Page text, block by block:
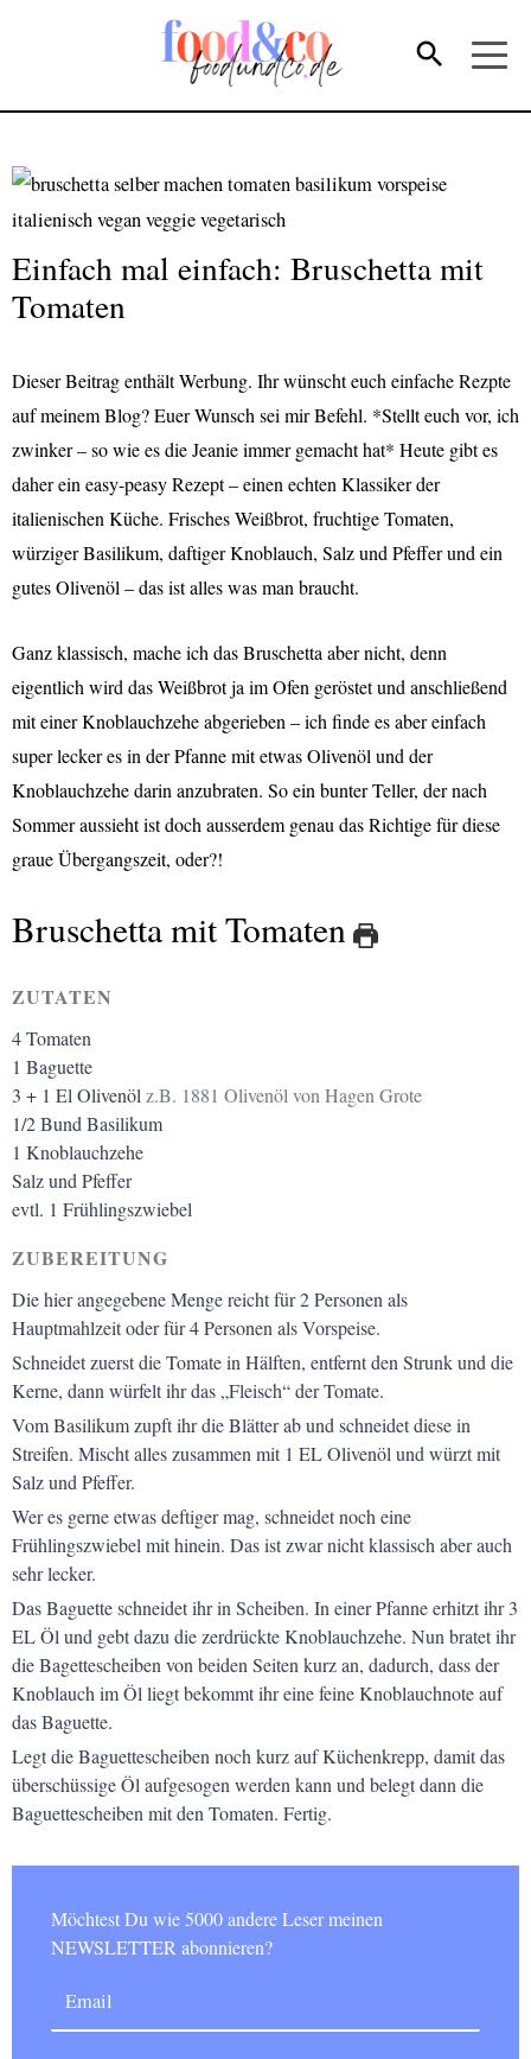
Einfach mal einfach: Bruschetta mit
Tomaten
Dieser Beitrag enthält Werbung. Ihr wünscht euch einfache Rezpte
auf meinem Blog? Euer Wunsch sei mir Befehl. *Stellt euch vor, ich
zwinker – so wie es die Jeanie immer gemacht hat* Heute gibt es
daher ein easy-peasy Rezept – einen echten Klassiker der
italienischen Küche. Frisches Weißbrot, fruchtige Tomaten,
würziger Basilikum, daftiger Knoblauch, Salz und Pfeffer und ein
gutes Olivenöl – das ist alles was man braucht.
Ganz klassisch, mache ich das Bruschetta aber nicht, denn
eigentlich wird das Weißbrot ja im Ofen geröstet und anschließend
mit einer Knoblauchzehe abgerieben – ich finde es aber einfach
super lecker es in der Pfanne mit etwas Olivenöl und der
Knoblauchzehe darin anzubraten. So ein bunter Teller, der nach
Sommer aussieht ist doch ausserdem genau das Richtige für diese
graue Übergangszeit, oder?!
Bruschetta mit Tomaten
ZUTATEN
4Tomaten
1 Baguette
3 + 1 El Olivenöl z.B. 1881 Olivenöl von Hagen Grote
1/2Bund Basilikum
1 Knoblauchzehe
Salz und Pfeffer
evtl. 1 Frühlingszwiebel
ZUBEREITUNG
Die hier angegebene Menge reicht für 2 Personen als
Hauptmahlzeit oder für 4 Personen als Vorspeise.
Schneidet zuerst die Tomate in Hälften, entfernt den Strunk und die
Kerne, dann würfelt ihr das „Fleisch“ der Tomate.
Vom Basilikum zupft ihr die Blätter ab und schneidet diese in
Streifen. Mischt alles zusammen mit 1 EL Olivenöl und würzt mit
Salz und Pfeffer.
Wer es gerne etwas deftiger mag, schneidet noch eine
Frühlingszwiebel mit hinein. Das ist zwar nicht klassisch aber auch
sehr lecker.
Das Baguette schneidet ihr in Scheiben. In einer Pfanne erhitzt ihr 3
EL Öl und gebt dazu die zerdrückte Knoblauchzehe. Nun bratet ihr
die Bagettescheiben von beiden Seiten kurz an, dadurch, dass der
Knoblauch im Öl liegt bekommt ihr eine feine Knoblauchnote auf
das Baguette.
Legt die Baguettescheiben noch kurz auf Küchenkrepp, damit das
überschüssige Öl aufgesogen werden kann und belegt dann die
Baguettescheiben mit den Tomaten. Fertig.
Möchtest Du wie 5000 andere Leser meinen
NEWSLETTER abonnieren?